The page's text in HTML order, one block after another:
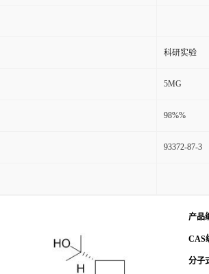
科研实验
5MG
98%%
93372-87-3
产品
CAS
分子